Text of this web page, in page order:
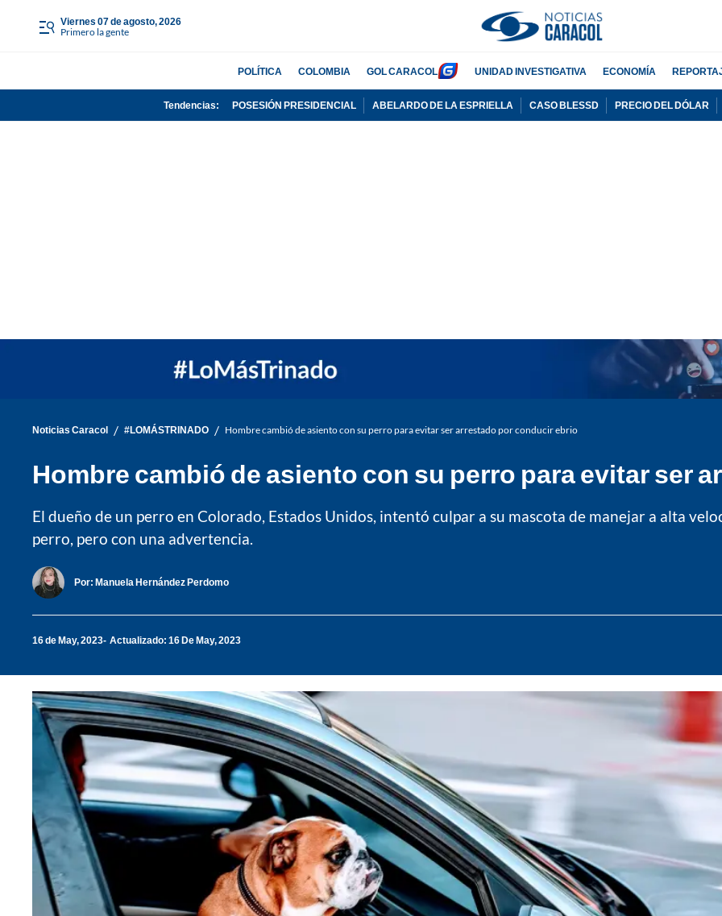
viernes 07 de agosto, 2026
Primero la gente
POLÍTICA COLOMBIA GOL CARACOL UNIDAD INVESTIGATIVA ECONOMÍA
Tendencias: POSESIÓN PRESIDENCIAL ABELARDO DE LA ESPRIELLA CASO BLESSD PRECIO DEL DÓLAR
Noticias Caracol / #LOMÁSTRINADO / Hombre cambió de asiento con su perro para evitar ser arrestado por conducir ebrio
Hombre cambió de asiento con su perro para evitar ser
El dueño de un perro en Colorado, Estados Unidos, intentó culpar a su mascota de manejar a alta
perro, pero con una advertencia.
Por: Manuela Hernández Perdomo
16 de May, 2023 Actualizado: 16 De May, 2023